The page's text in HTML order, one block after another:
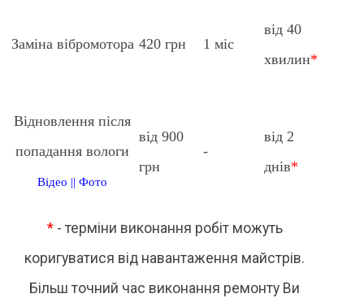
Заміна вібромотора 420 грн 1 міс
від 40
хвилин*
Відновлення після
попадання вологи
Відео || Фото
від 900
грн
-
від 2
днів*
*- терміни виконання робіт можуть
коригуватися від навантаження майстрів.
Більш точний час виконання ремонту Ви